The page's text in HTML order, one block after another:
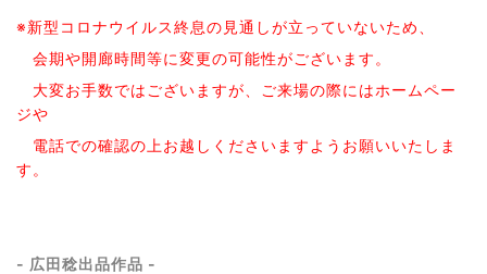
※新型コロナウイルス終息の見通しが立っていないため、
会期や開廊時間等に変更の可能性がございます。
大変お手数ではございますが、ご来場の際にはホームペー
ジや
電話での確認の上お越しくださいますようお願いいたしま
す。
- 広田稔出品作品 -